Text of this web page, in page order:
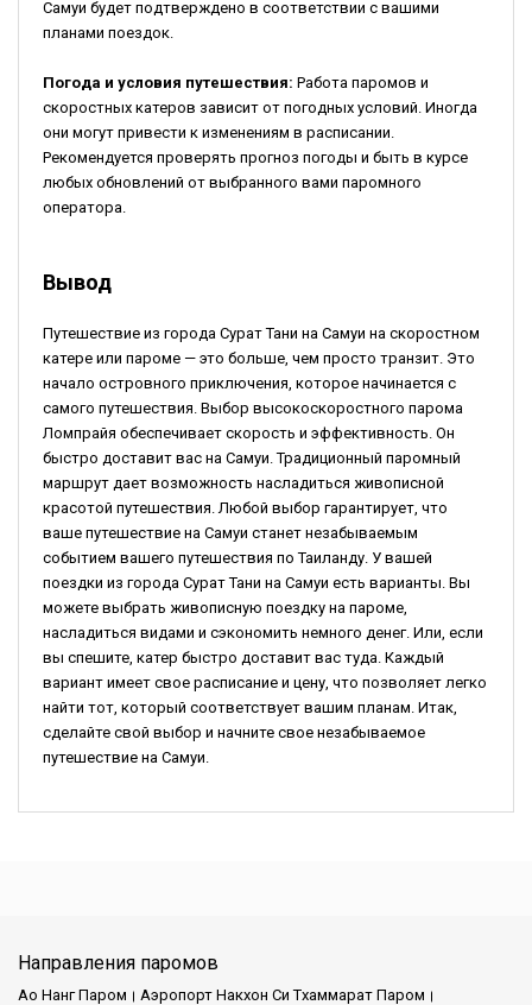
Самуи будет подтверждено в соответствии с вашими
планами поездок.
Погода и условия путешествия: Работа паромов и
скоростных катеров зависит от погодных условий. Иногда
они могут привести к изменениям в расписании.
Рекомендуется проверять прогноз погоды и быть в курсе
любых обновлений от выбранного вами паромного
оператора.
Вывод
Путешествие из города Сурат Тани на Самуи на скоростном
катере или пароме — это больше, чем просто транзит. Это
начало островного приключения, которое начинается с
самого путешествия. Выбор высокоскоростного парома
Ломпрайя обеспечивает скорость и эффективность. Он
быстро доставит вас на Самуи. Традиционный паромный
маршрут дает возможность насладиться живописной
красотой путешествия. Любой выбор гарантирует, что
ваше путешествие на Самуи станет незабываемым
событием вашего путешествия по Таиланду. У вашей
поездки из города Сурат Тани на Самуи есть варианты. Вы
можете выбрать живописную поездку на пароме,
насладиться видами и сэкономить немного денег. Или, если
вы спешите, катер быстро доставит вас туда. Каждый
вариант имеет свое расписание и цену, что позволяет легко
найти тот, который соответствует вашим планам. Итак,
сделайте свой выбор и начните свое незабываемое
путешествие на Самуи.
Направления паромов
Ао Нанг Паром
Аэропорт Накхон Си Тхаммарат Паром